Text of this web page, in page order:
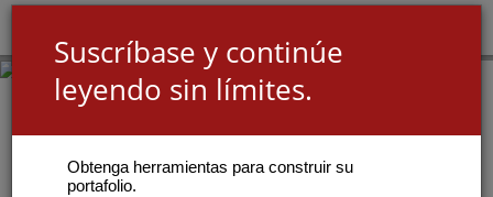
Suscríbase y continúe
leyendo sin límites.
Obtenga herramientas para construir su
portafolio.